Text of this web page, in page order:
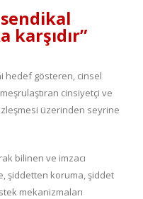
karşıdır”
hedef gösteren, cinsel
meşrulaştıran cinsiyetçi ve
üzerinden seyrine
bilinen ve imzacı
şiddetten koruma, şiddet
mekanizmaları